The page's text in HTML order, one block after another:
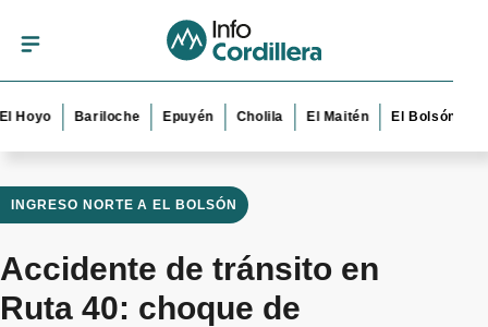
Bariloche Epuyén Cholila El Maitén El Bolsón Esquel
INGRESO NORTE A EL BOLSÓN
Accidente de tránsito en
Ruta 40: choque de